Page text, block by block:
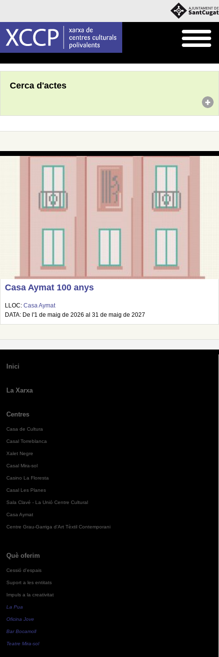
Cerca d'actes
Casa Aymat 100 anys
LLOC: Casa Aymat
DATA: De l'1 de maig de 2026 al 31 de maig de 2027
Inici
La Xarxa
Centres
Casa de Cultura
Casal Torreblanca
Xalet Negre
Casal Mira-sol
Casino La Floresta
Casal Les Planes
Sala Clavé - La Unió Centre Cultural
Casa Aymat
Centre Grau-Garriga d'Art Tèxtil Contemporani
Què oferim
Cessió d'espais
Suport a les entitats
Impuls a la creativitat
La Pua
Oficina Jove
Bar Bocamoll
Teatre Mira-sol